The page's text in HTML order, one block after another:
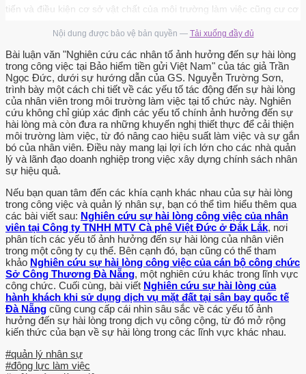
tiến và điều kiện cơ sở vật chất của môi trường làm việc cũng cư cơ
chủ yếu phản ánh mức độ một cá nhân yêu thích công việc của
mình. Đó chính là tình cảm hay cảm xúc của người nhân viên đó đối
với công việc của mình Price (1997) ủng hộ quan điểm cho rằng "sự
thỏa mãn là mức độ mà nhân viên có cảm nhận, định hướng tích
cực đối với việc làm trong tổ chức". Quan :m này cũng được TS.
Trằn Thị Kim Dung lựa chọn và nghiên cứu trong đề tài nghiên cứu
khoa học * Nhu cầu, sự hài lòng của nhân viên và mức độ gắn kết
đối với tổ chức * năm 2005. "Sự hài lòng có thể được biểu hiện
chung hay biểu hiện cụ thể cho từng khía cạnh khác nhau có liên
của sự hài lòng đối với các khía cạnh khác nhau của công việc"
(Scott va cộng sự, 1960) Ta thay, chưa tìm được một nghiên cứu
nào được cho là định nghĩa cụ thể và chính xác nhất về vấn đề này
nhưng hầu như các lý thuyết đều đề cập đến cảm. xúc và thái độ
đối với công việc liên quan sự hài lòng của người lao động.
TAM QUAN TRỌNG CỦA SỰ HÀI LÒNG TRONG CÔNG VIỆC Sự
hài lòng của nhân viên là cực kỳ quan trọng trong bắt kỳ doanh
nghiệp nào dù lớn hay nhỏ. Sự hài lòng của nhân viên có tác dụng
hai chiều, cả với doanh nghiệp lẫn chính bản thân nhân viên, tuy
doanh nghiệp, sự hài lòng của nhân viên tác động đến mọi mặt của
Nội dung được bảo vệ bản quyền — Tải xuống đầy đủ
Bài luận văn "Nghiên cứu các nhân tố ảnh hưởng đến sự hài lòng
trong công việc tại Bảo hiểm tiền gửi Việt Nam" của tác giả Trần
Ngọc Đức, dưới sự hướng dẫn của GS. Nguyễn Trường Sơn,
trình bày một cách chi tiết về các yếu tố tác động đến sự hài lòng
của nhân viên trong môi trường làm việc tại tổ chức này. Nghiên
cứu không chỉ giúp xác định các yếu tố chính ảnh hưởng đến sự
hài lòng mà còn đưa ra những khuyến nghị thiết thực để cải thiện
môi trường làm việc, từ đó nâng cao hiệu suất làm việc và sự gắn
bó của nhân viên. Điều này mang lại lợi ích lớn cho các nhà quản
lý và lãnh đạo doanh nghiệp trong việc xây dựng chính sách nhân
sự hiệu quả.
Nếu bạn quan tâm đến các khía cạnh khác nhau của sự hài lòng
trong công việc và quản lý nhân sự, bạn có thể tìm hiểu thêm qua
các bài viết sau: Nghiên cứu sự hài lòng công việc của nhân
viên tại Công ty TNHH MTV Cà phê Việt Đức ở Đắk Lắk, nơi
phân tích các yếu tố ảnh hưởng đến sự hài lòng của nhân viên
trong một công ty cụ thể. Bên cạnh đó, bạn cũng có thể tham
khảo Nghiên cứu sự hài lòng công việc của cán bộ công chức
Sở Công Thương Đà Nẵng, một nghiên cứu khác trong lĩnh vực
công chức. Cuối cùng, bài viết Nghiên cứu sự hài lòng của
hành khách khi sử dụng dịch vụ mặt đất tại sân bay quốc tế
Đà Nẵng cũng cung cấp cái nhìn sâu sắc về các yếu tố ảnh
hưởng đến sự hài lòng trong dịch vụ công cộng, từ đó mở rộng
kiến thức của bạn về sự hài lòng trong các lĩnh vực khác nhau.
#quản lý nhân sự
#động lực làm việc